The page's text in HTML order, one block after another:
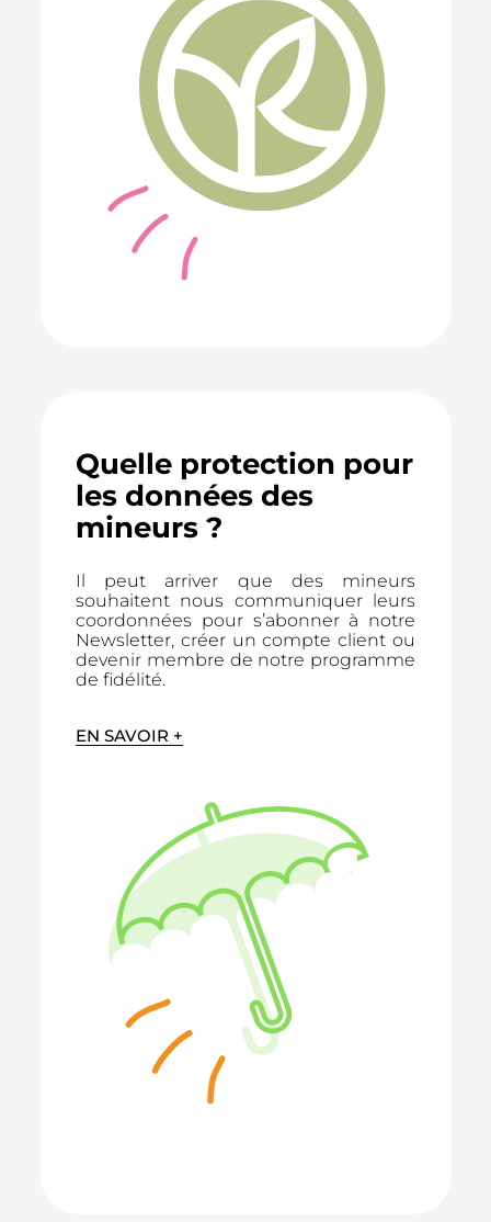
Quelle protection pour
les données des
mineurs ?
Il peut arriver que des mineurs
souhaitent nous communiquer leurs
coordonnées pour s’abonner à notre
Newsletter, créer un compte client ou
devenir membre de notre programme
de fidélité.
EN SAVOIR +